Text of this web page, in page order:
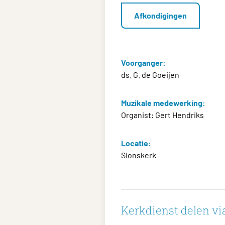
Afkondigingen
Voorganger:
ds. G. de Goeijen
Muzikale medewerking:
Organist: Gert Hendriks
Locatie:
Sionskerk
Kerkdienst delen